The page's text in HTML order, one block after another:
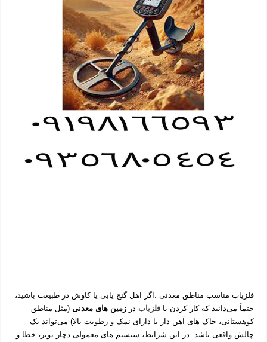
فلزیاب مناسب مناطق معدنی :اگر اهل گنج‌ یابی یا کاوش در طبیعت باشید،
حتماً می‌دانید که کار کردن بافلزیاب درزمین‌ های معدنی (مثل مناطق
کوهستانی، خاک‌ های آهن‌ دار یا دارای نمک و رطوبت بالا) می‌تواند یک
چالش واقعی باشد. در این شرایط، سیستم های معمولی دچار نویز، خطا و